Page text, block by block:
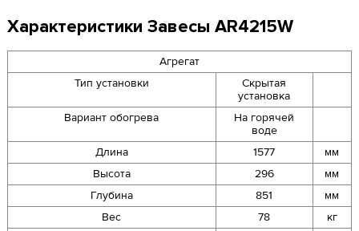
Характеристики Завесы AR4215W
Агрегат
Тип установки
Cкрытая
установка
Вариант обогрева
На горячей
воде
Длина
1577
мм
Высота
296
мм
Глубина
851
мм
Вес
78
кг